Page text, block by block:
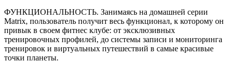
ФУНКЦИОНАЛЬНОСТЬ. Занимаясь на домашней серии
Matrix, пользователь получит весь функционал, к которому он
привык в своем фитнес клубе: от эксклюзивных
тренировочных профилей, до системы записи и мониторинга
тренировок и виртуальных путешествий в самые красивые
точки планеты.